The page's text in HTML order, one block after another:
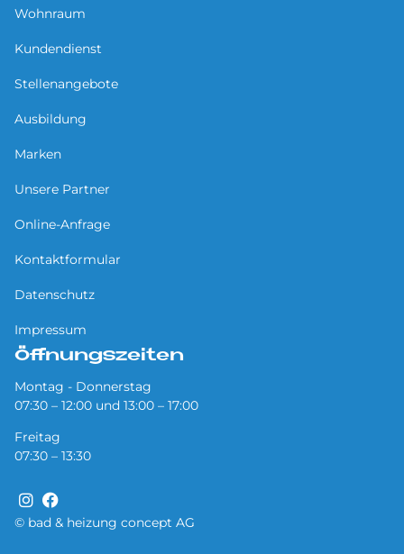
© bad & heizung concept AG
Wohnraum
Kundendienst
Stellenangebote
Ausbildung
Marken
Unsere Partner
Online-Anfrage
Kontaktformular
Datenschutz
Impressum
Öffnungszeiten
Montag - Donnerstag
07:30 – 12:00 und 13:00 – 17:00
Freitag
07:30 – 13:30